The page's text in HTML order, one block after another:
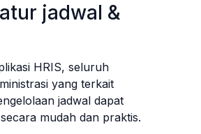
jadwal &
HRIS, seluruh
yang terkait
jadwal dapat
mudah dan praktis.